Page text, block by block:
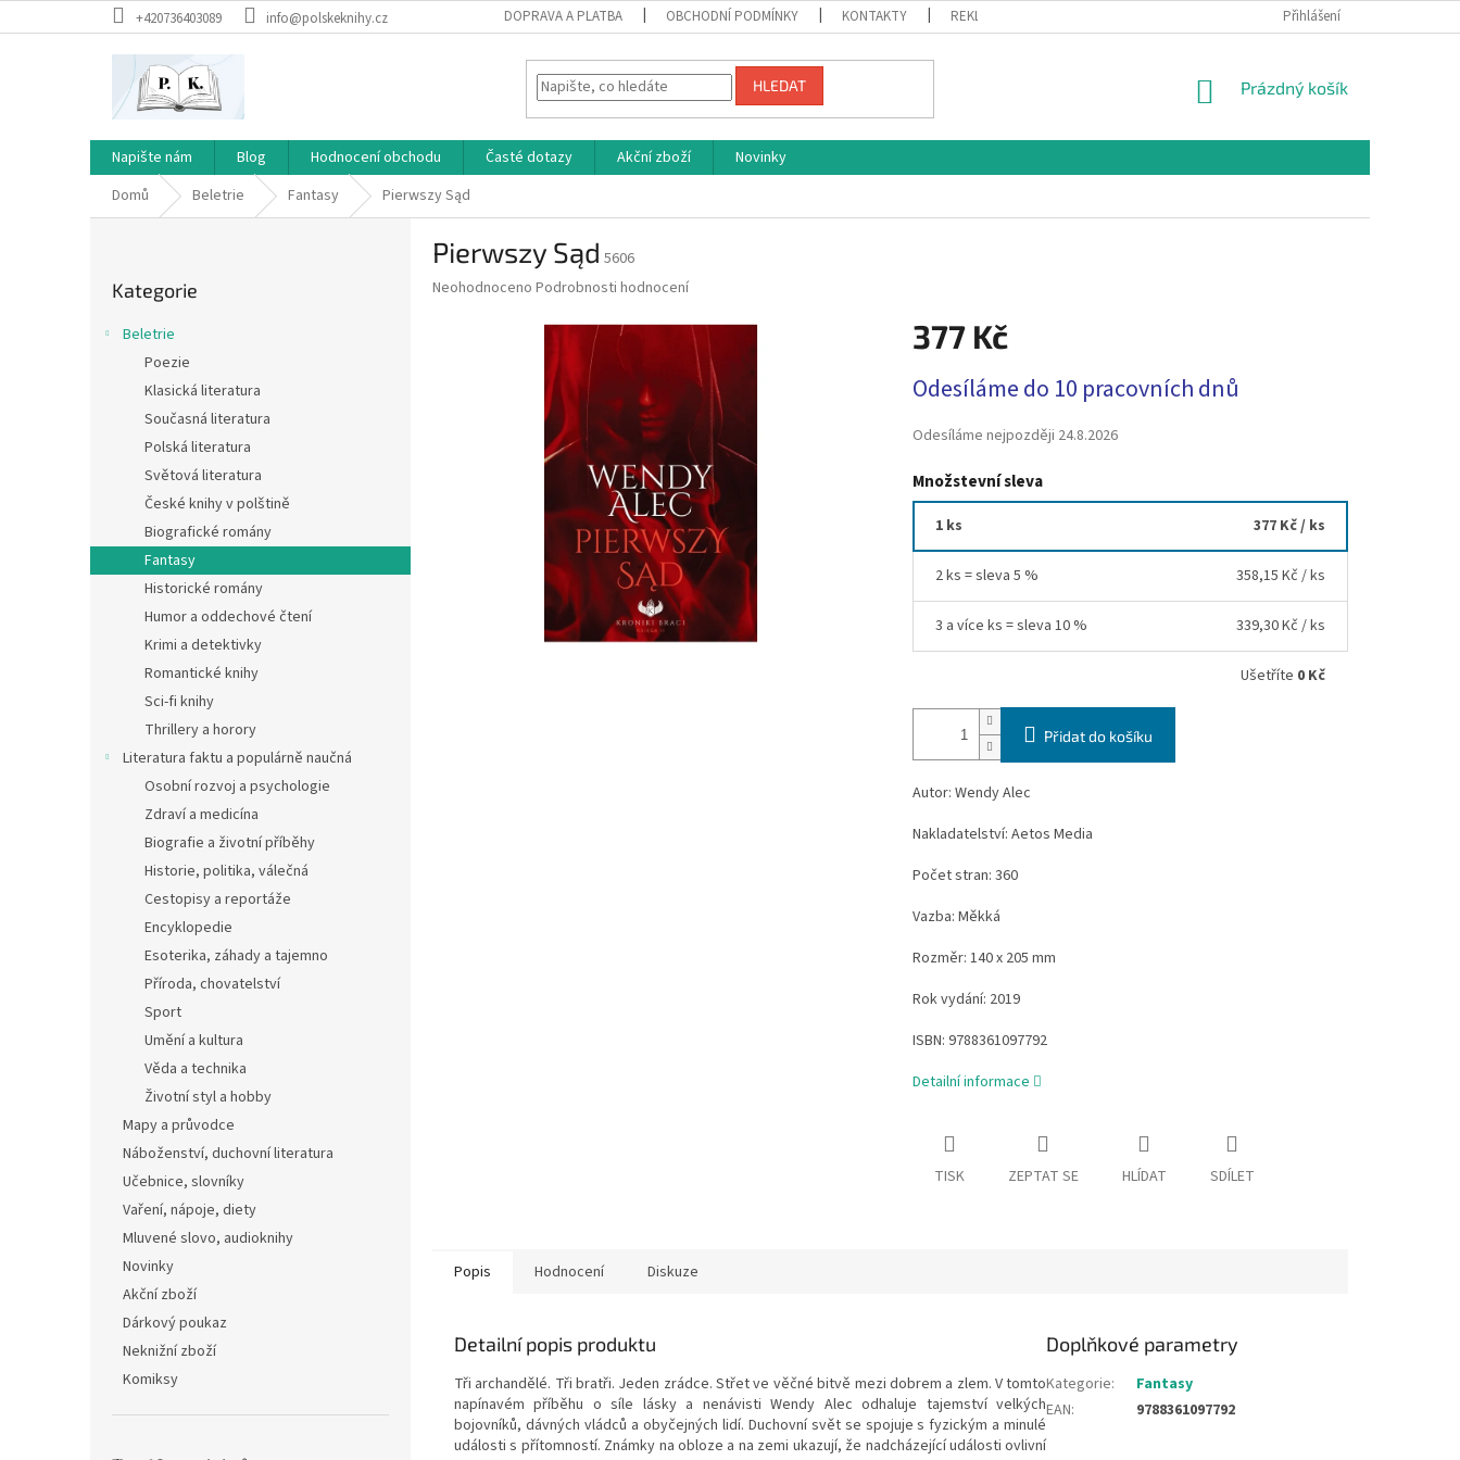
na
+420736403089 info@polskeknihy.cz DOPRAVA A PLATBA OBCHODNÍ PODMÍNKY KONTAKTY REKLAMAČNÍ ŘÁD OCHRANA OSOBNÍCH ÚDAJŮ A PODMÍNKY UŽITÍ
Přihlášení
HLEDAT
NÁKUPNÍ
Prázdný košík
Napište nám Blog Hodnocení obchodu Časté dotazy Akční zboží
Novinky
Domů
Beletrie Fantasy Pierwszy Sąd
l
kategorie
Kategorie
Beletrie
Poezie
Klasická literatura
Současná literatura
Polská literatura
Světová literatura
České knihy v polštině
Biografické romány
Fantasy
Historické romány
Humor a oddechové čtení
Krimi a detektivky
Romantické knihy
Sci-fi knihy
Thrillery a horory
Literatura faktu a populárně naučná
Osobní rozvoj a psychologie
Zdraví a medicína
Biografie a životní příběhy
Historie, politika, válečná
Cestopisy a reportáže
Encyklopedie
Esoterika, záhady a tajemno
Příroda, chovatelství
Sport
Umění a kultura
Věda a technika
Životní styl a hobby
Mapy a průvodce
Náboženství, duchovní literatura
Učebnice, slovníky
Vaření, nápoje, diety
Mluvené slovo, audioknihy
Novinky
Akční zboží
Dárkový poukaz
Neknižní zboží
Komiksy
Pierwszy Sąd 5606
Průměrné
Neohodnoceno Podrobnosti hodnocení
377 Kč
cena:
Odesíláme do 10 pracovních dnů
Odesíláme nejpozději 24.8.2026
Množstevní sleva
1 ks 377 Kč/ ks
2 ks = sleva 5 % 358,15 Kč / ks
3 a více ks = sleva 10 % 339,30 Kč / ks
Ušetříte 0 Kč
Přidat do košíku
Autor: Wendy Alec
Nakladatelství: Aetos Media
Počet stran: 360
Vazba: Měkká
Rozměr: 140 x 205 mm
Rok vydání: 2019
ISBN: 9788361097792
Detailní informace
TISK ZEPTAT SE HLÍDAT SDÍLET
Popis Hodnocení Diskuze
Detailní popis produktu
Tři archandělé. Tři bratři. Jeden zrádce. Střet ve věčné bitvě mezi dobrem a zlem. V tomto
napínavém příběhu o síle lásky a nenávisti Wendy Alec odhaluje tajemství velkých
bojovníků, dávných vládců a obyčejných lidí. Duchovní svět se spojuje s fyzickým a minulé
události s přítomností. Známky na obloze a na zemi ukazují, že nadcházející události ovlivní
Doplňkové parametry
Kategorie:
Fantasy
EAN: 9788361097792